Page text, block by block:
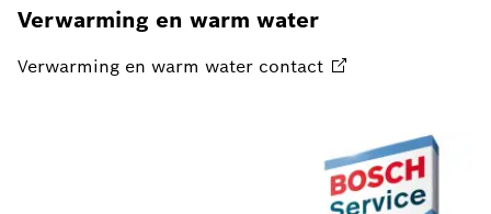
Verwarming en warm water
Verwarming en warm water contact